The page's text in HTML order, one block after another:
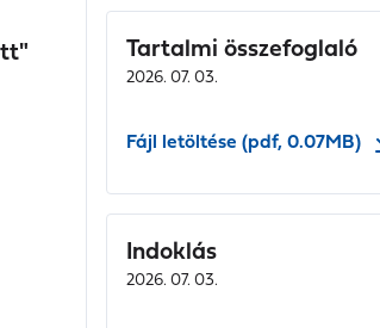
Tartalmi összefoglaló
2026. 07. 03.
Fájl letöltése (pdf, 0.07MB)
Indoklás
2026. 07. 03.